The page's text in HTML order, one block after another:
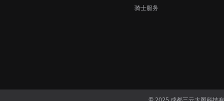
骑士服务